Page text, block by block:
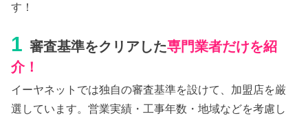
す！
1 審査基準をクリアした専門業者だけを紹
介！
イーヤネットでは独自の審査基準を設けて、加盟店を厳
選しています。営業実績・工事年数・地域などを考慮し